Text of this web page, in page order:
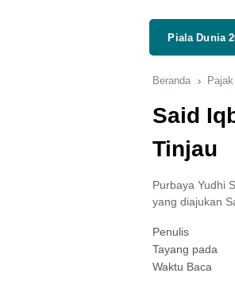
Piala Dunia
Beranda Pajak
Said
Tinjau
Purbaya Yudhi
yang diajukan
Penulis
Tayang pada
Waktu Baca